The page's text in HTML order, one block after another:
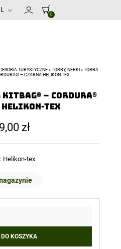
0
TURYSTYCZNE » TORBY, NERKI » TORBA
– CZARNA HELIKON-TEX
KITBAG® – Cordura®
Helikon-Tex
zł
Helikon-tex
KOSZYKA